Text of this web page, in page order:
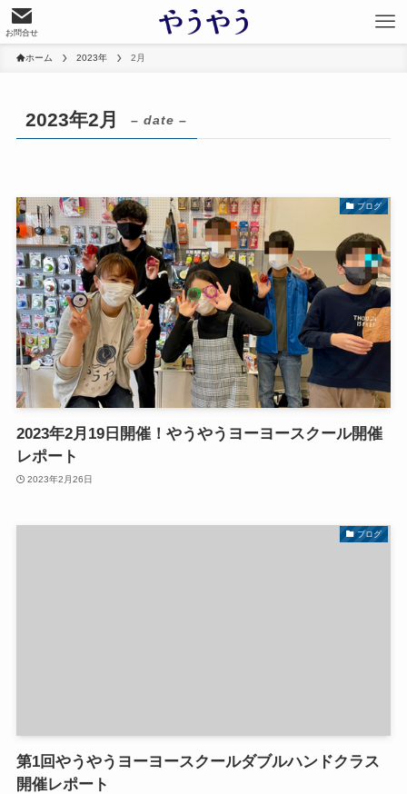
お問合せ
ホーム 2023年 2月
2023年2月 – date –
ブログ
2023年2月19日開催！やうやうヨーヨースクール開催
レポート
2023年2月26日
ブログ
第1回やうやうヨーヨースクールダブルハンドクラス
開催レポート